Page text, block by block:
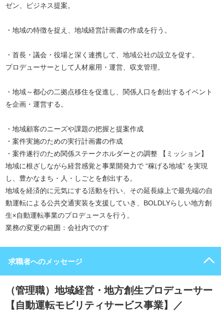
ゼン、ビジネス提案。
・地域の特徴を捉え、地域経営計画書の作成を行う。
・首長・議会・役場と深く連携して、地域公社の設立を促す。
プロデューサーとして人材雇用・運営、収支管理。
・地域～都心の二拠点移住を促進し、関係人口を創出するイベント
を企画・運営する。
・地域顧客のニーズや課題の把握と提案作成
・案件実施のための実行計画書の作成
・案件遂行のため関係ステークホルダーとの調整 【ミッション】
地域に根ざしながら経営感覚と事業開発力で “稼げる地域” を実現
し、豊かなまち・人・しごとを創出する。
地域を経済的に元気にする活動を行い、その延長線上で最先端の自
動運転による公共交通実装を支援していき、BOLDLYらしい地方創
生×自動運転事業のプロデュースを行う。
業務の変更の範囲：会社内でのす
求職者へのメッセージ
（管理職）地域経営・地方創生プロデューサー
【自動運転モビリティサービス事業】／